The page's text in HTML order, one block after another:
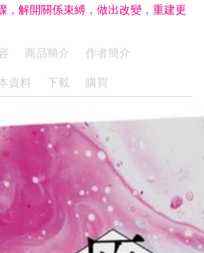
，解開關係束縛，做出改變，重建更
商品簡介
作者簡介
資料 下載 購買